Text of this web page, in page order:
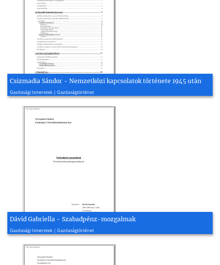
Csizmadia Sándor - Nemzetközi kapcsolatok története 1945 után
Gazdasági Ismeretek | Gazdaságtörténet
2009, 123 oldal
Dávid Gabriella - Szabadpénz-mozgalmak
Gazdasági Ismeretek | Gazdaságtörténet
2003, 19 oldal